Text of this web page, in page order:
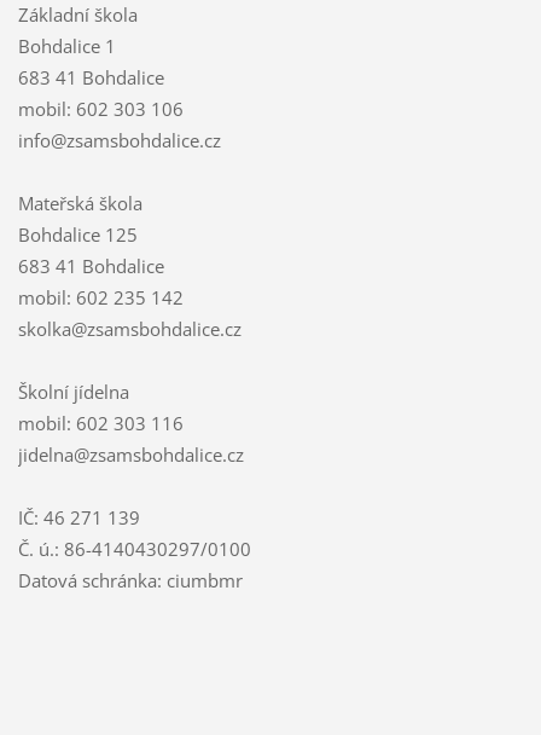
Základní škola
Bohdalice 1
683 41 Bohdalice
mobil: 602 303 106
info@zsamsbohdalice.cz
Mateřská škola
Bohdalice 125
683 41 Bohdalice
mobil: 602 235 142
skolka@zsamsbohdalice.cz
Školní jídelna
mobil: 602 303 116
jidelna@zsamsbohdalice.cz
IČ: 46 271 139
Č. ú.: 86-4140430297/0100
Datová schránka: ciumbmr